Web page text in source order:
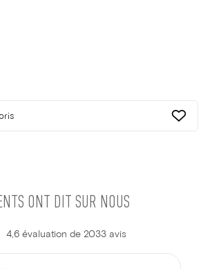
ONT DIT SUR NOUS
4,6 évaluation de 2033 avis